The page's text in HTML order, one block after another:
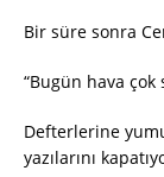
Bir süre sonra
“Bugün hava çok
Defterlerine
yazılarını